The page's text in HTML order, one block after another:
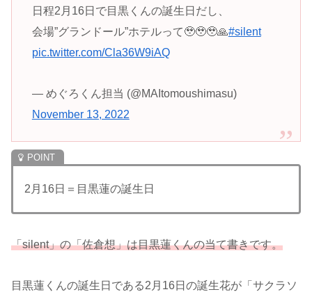
日程2月16日で目黒くんの誕生日だし、
会場”グランドール”ホテルって🥹🥹🥹🙏#silent
pic.twitter.com/Cla36W9iAQ
— めぐろくん担当 (@MAItomoushimasu)
November 13, 2022
2月16日＝目黒蓮の誕生日
「silent」の「佐倉想」は目黒蓮くんの当て書きです。
目黒蓮くんの誕生日である2月16日の誕生花が「サクラソ